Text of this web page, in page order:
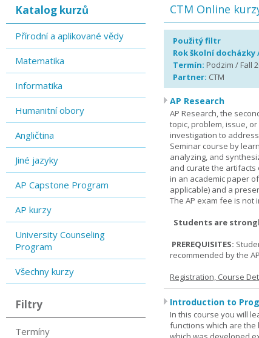
Katalog kurzů
Přírodní a aplikované vědy
Matematika
Informatika
Humanitní obory
Angličtina
Jiné jazyky
AP Capstone Program
AP kurzy
University Counseling
Program
Všechny kurzy
Filtry
Termíny
CTM Online
Použitý filtr
Rok školní docházky
Termín: Podzim / Fall
Partner: CTM
AP Research
AP Research, the
topic, problem, issue,
investigation to
Seminar course by
analyzing, and
and curate the
in an academic paper
applicable) and a
The AP exam fee is not
Students are
PREREQUISITES:
recommended by the
Registration, Course
Introduction to
In this course you will
functions which are the